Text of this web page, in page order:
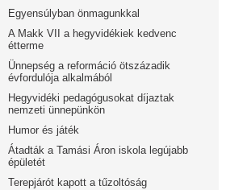
Egyensúlyban önmagunkkal
A Makk VII a hegyvidékiek kedvenc
étterme
Ünnepség a reformáció ötszázadik
évfordulója alkalmából
Hegyvidéki pedagógusokat díjaztak
nemzeti ünnepünkön
Humor és játék
Átadták a Tamási Áron iskola legújabb
épületét
Terepjárót kapott a tűzoltóság